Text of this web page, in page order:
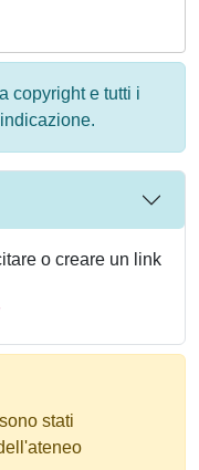
copyright e tutti i
o creare un link
stati